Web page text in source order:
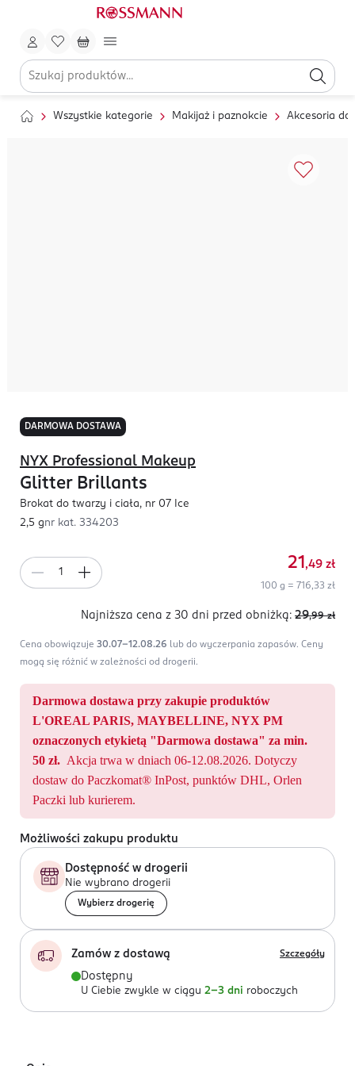
Wszystkie kategorie Makijaż i paznokcie Akcesoria do
DARMOWA DOSTAWA
NYX Professional Makeup
Glitter Brillants
Brokat do twarzy i ciała, nr 07 Ice
2,5 gnr kat. 334203
21 ,49 zł
100 g = 716,33 zł
Najniższa cena z 30 dni przed obniżką: 29,99 zł
Cena obowiązuje 30.07-12.08.26 lub do wyczerpania zapasów. Ceny
mogą się różnić w zależności od drogerii.
Darmowa dostawa przy zakupie produktów
L'OREAL PARIS, MAYBELLINE, NYX PM
oznaczonych etykietą "Darmowa dostawa" za min.
50 zł. Akcja trwa w dniach 06-12.08.2026. Dotyczy
dostaw do Paczkomat® InPost, punktów DHL, Orlen
Paczki lub kurierem.
Możliwości zakupu produktu
Dostępność w drogerii
Nie wybrano drogerii
Wybierz drogerię
Zamów z dostawą Szczegóły
Dostępny
U Ciebie zwykle w ciągu 2-3 dni roboczych